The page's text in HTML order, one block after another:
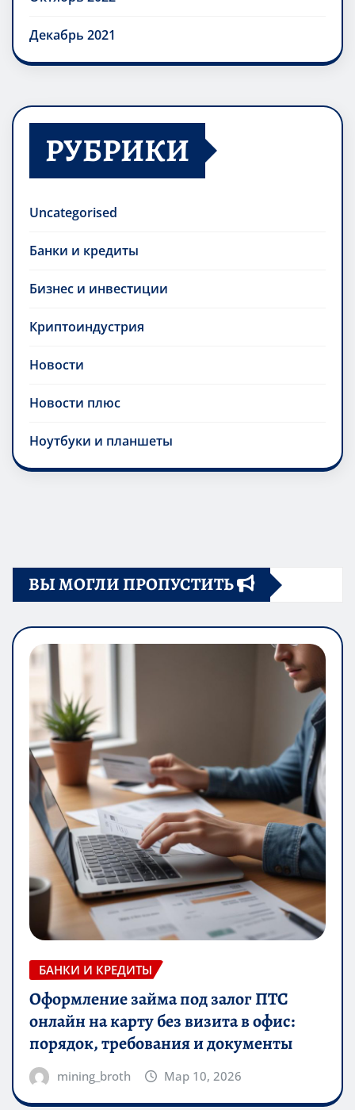
Декабрь 2021
РУБРИКИ
Uncategorised
Банки и кредиты
Бизнес и инвестиции
Криптоиндустрия
Новости
Новости плюс
Ноутбуки и планшеты
ВЫ МОГЛИ ПРОПУСТИТЬ
БАНКИ И КРЕДИТЫ
Оформление займа под залог ПТС
онлайн на карту без визита в офис:
порядок, требования и документы
mining_broth Мар 10, 2026